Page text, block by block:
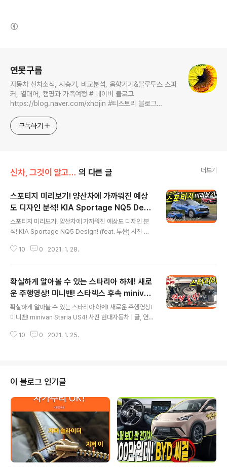
연못구름
자동차 신차소식, 시승기, 비교분석, 음향기기&블루투스 스피
커, 열대어, 캠핑과 가족여행 # 네이버 블로그
https://blog.naver.com/xhojin #티스토리 블로그
https://www.youtube.com/c/연못구름 콜라보 문의는
xhojin@naver.com 으로 주시면 신속하게 답변 드리겠습니
구독하기
신차, 그것이 알고 싶다 의 다른 글 더보기
스포티지 미리보기! 양산차에 가까워진 예상
도 디자인 분석! KIA Sportage NQ5 Desi
gn! (feat. 투싼)
스포티지 미리보기! 양산차에 가까워진 예상도 디자인 분
석! KIA Sportage NQ5 Design! (feat. 투싼) 사진 현
대가 되시죠? 양산차에 더욱 가까워지고 있는 5세대 스포
석 자료를 제시하는 연못구름입니다! 안녕하세요? 연못구
름입니다. 세월이 정말 빠르게 지나가네요! 올해를 시작한
것이 조금 전이었던 것 같은데, 1월이 거의 지나가고 있습
니다. 다짐하셨던 계획 실천 잘 하시고 있죠? 아직 못하셨
다면 다시 한번 다짐하시죠^^ ㅎㅎ 다음 달에는 기아차 준
대형 세단인 K7 혹은 K8의 구체적인 정보가 공개될 것 같
10 0 2021. 1. 28.
확실하게 알아볼 수 있는 스타리아 하체! 새로
운 주행영상! 미니밴! 스타렉스 후속 minivan
Staria US4!
확실하게 알아볼 수 있는 스타리아 하체! 새로운 주행영상!
미니밴! minivan Staria US4! 사진 현대자동차 | 글, 연못
분석 자료를 제시하는 연못구름입니다! 현대차의 올해의
니다. 14년 만에 풀체인지가 되는 스타렉스 후속 스타리아
에 대한 관심이 높아지는 것 같습니다. 올해 현대차에서 출
시할 신차 중에서 최초의 전기차 아이오닉5와 함께 가장
기대가 되는 차량이 스타리아인 것 같네요! 작년 여름부터
스타리아의 소식을 알려드렸는데, 스타리아의 주행 영상이
"스타리아 클럽"에 ..
10 0 2021. 1. 25.
이 블로그 인기글